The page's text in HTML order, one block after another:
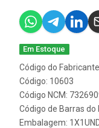
Em Estoque
Código do
Código: 10603
Código NCM:
Código de Barras
Embalagem: